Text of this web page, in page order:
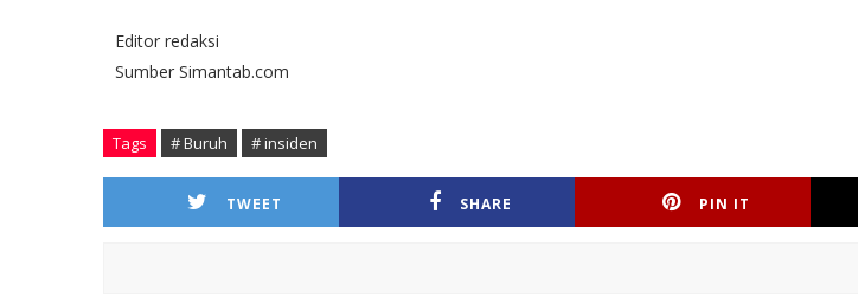
Editor redaksi
Sumber Simantab.com
Tags # Buruh # insiden
TWEET SHARE PIN IT